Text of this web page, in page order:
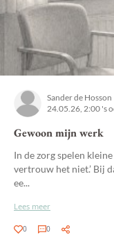
Sander de Hosson
24.05.26, 2:00 's
Gewoon mijn werk
In de zorg spelen
vertrouw het niet.’ Bij
ee...
Lees meer
0 0